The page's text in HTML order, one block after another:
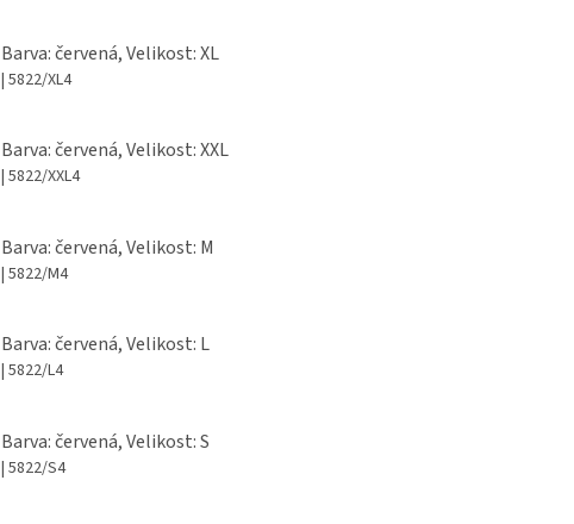
Barva: červená, Velikost: XL
| 5822/XL4
Barva: červená, Velikost: XXL
| 5822/XXL4
Barva: červená, Velikost: M
| 5822/M4
Barva: červená, Velikost: L
| 5822/L4
Barva: červená, Velikost: S
| 5822/S4